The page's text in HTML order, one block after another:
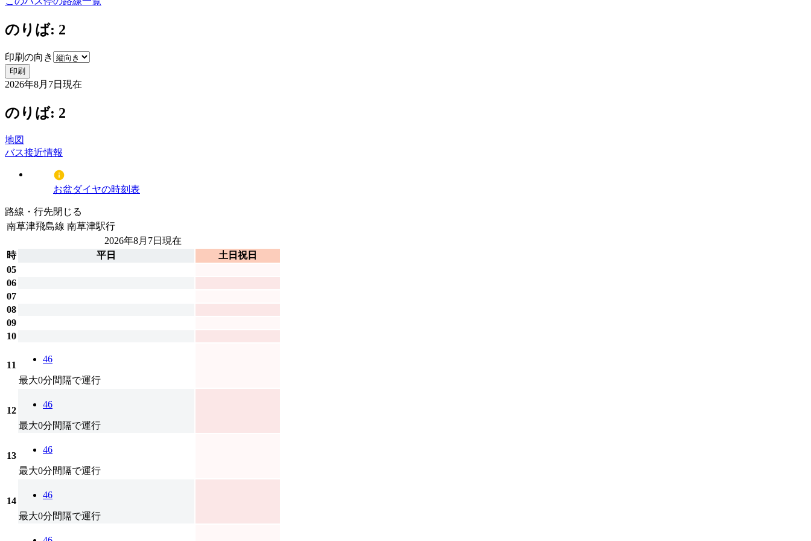
のりば: 2
印刷の向き
印刷
2026年8月7日 現在
のりば: 2
地図
バス接近情報
お盆ダイヤの時刻表
路線・行先閉じる
南草津飛島線 南草津駅行
2026年8月7日 現在
時
平日
土日祝日
05
06
07
08
09
10
11
46
最大0分間隔で運行
12
46
最大0分間隔で運行
13
46
最大0分間隔で運行
14
46
最大0分間隔で運行